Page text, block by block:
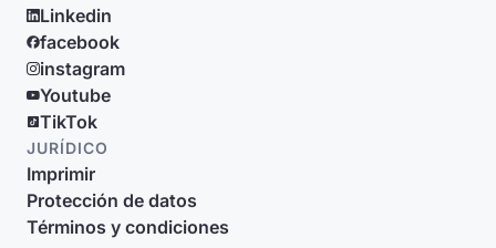
Linkedin
facebook
instagram
Youtube
TikTok
JURÍDICO
Imprimir
Protección de datos
Términos y condiciones